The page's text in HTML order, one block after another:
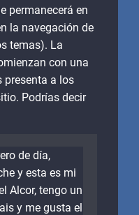
permanecerá en
la navegación de
temas). La
con una
presenta a los
Podrías decir
de día,
y esta es mi
Alcor, tengo un
y me gusta el